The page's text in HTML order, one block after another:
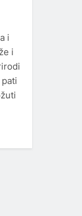
i
i